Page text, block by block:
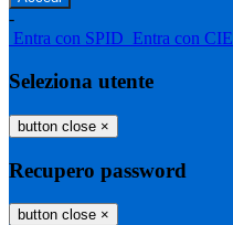
-
Entra con SPID Entra con CIE
Seleziona utente
button close ×
Recupero password
button close ×